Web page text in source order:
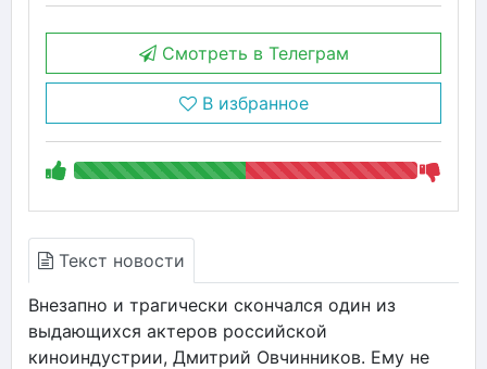
Смотреть в Телеграм
В избранное
Текст новости
Внезапно и трагически скончался один из
выдающихся актеров российской
киноиндустрии, Дмитрий Овчинников. Ему не